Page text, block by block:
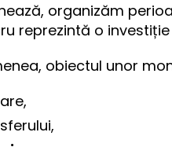
organizăm
reprezintă o
obiectul unor